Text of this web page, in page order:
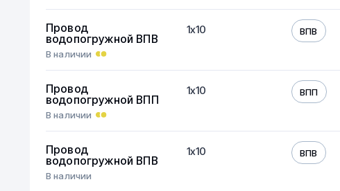
Провод
водопогружной ВПВ
В наличии
1х10 ВПВ
Провод
водопогружной ВПП
В наличии
1х10 ВПП
Провод
водопогружной ВПВ
В наличии
1х10 ВПВ